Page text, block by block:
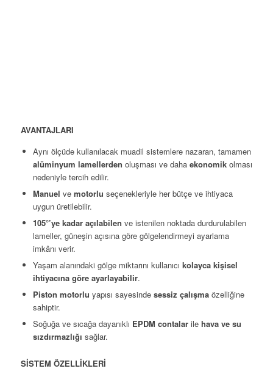
AVANTAJLARI
Aynı ölçüde kullanılacak muadil sistemlere nazaran, tamamen
alüminyum lamellerden oluşması ve daha ekonomikolması
nedeniyle tercih edilir.
Manuel ve motorlu seçenekleriyle her bütçe ve ihtiyaca
uygun üretilebilir.
105°’ye kadar açılabilen ve istenilen noktada durdurulabilen
lameller, güneşin açısına göre gölgelendirmeyi ayarlama
imkânı verir.
Yaşam alanındaki gölge miktarını kullanıcı kolayca kişisel
ihtiyacına göre ayarlayabilir.
Piston motorlu yapısı sayesinde sessiz çalışmaözelliğine
sahiptir.
Soğuğa ve sıcağa dayanıklı EPDM contalarile hava ve su
sızdırmazlığı sağlar.
SİSTEM ÖZELLİKLERİ